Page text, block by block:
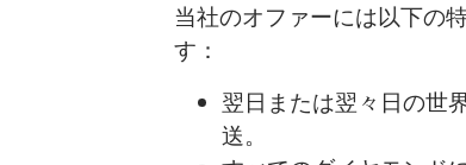
当社のオファーには以下の
す：
翌日または翌々日の世
送。